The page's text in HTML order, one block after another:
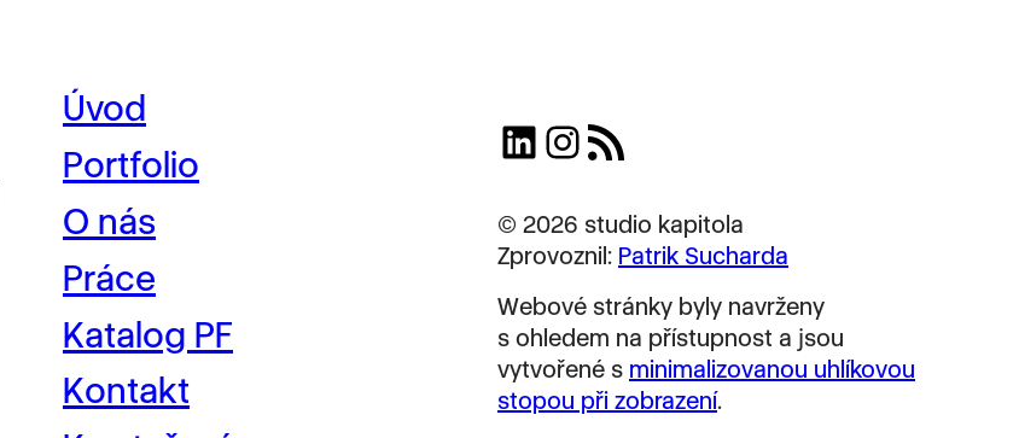
Úvod
Portfolio
O nás
Práce
Katalog PF
Kontakt
LinkedIn Instagram RSS zdroj
© 2026 studio kapitola
Zprovoznil: Patrik Sucharda
Webové stránky byly navrženy
s ohledem na přístupnost a jsou
vytvořené s minimalizovanou uhlíkovou
stopou při zobrazení.